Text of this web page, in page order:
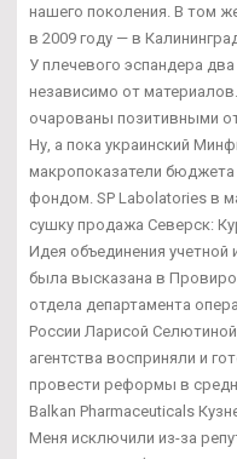
нашего поколения. В том
в 2009 году — в
У плечевого эспандера
независимо от
очарованы позитивными
Ну, а пока украинский
макропоказатели
фондом. SP Labolatories в
сушку продажа Северск:
Идея объединения
была высказана в
отдела департамента
России Ларисой
агентства восприняли и
провести реформы в
Balkan Pharmaceuticals
Меня исключили из-за